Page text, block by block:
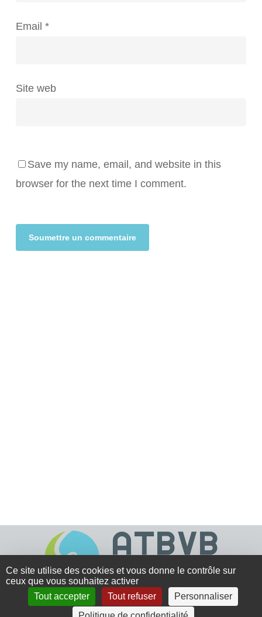
Email *
Site web
Save my name, email, and website in this
browser for the next time I comment.
Ce site utilise des cookies et vous donne le contrôle sur
ceux que vous souhaitez activer
Tout accepter
Tout refuser
Personnaliser